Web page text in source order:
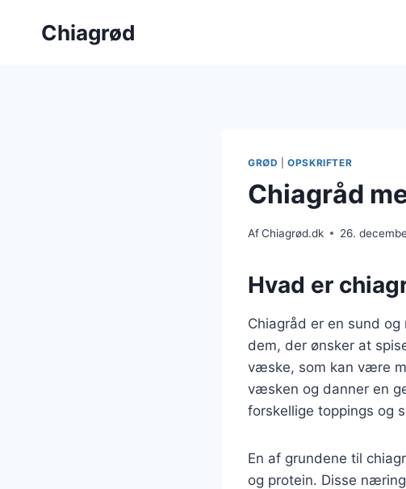
Chiagrød
GRØD |OPSKRIFTER
Chiagråd
AfChiagrød.dk 26.
Hvad er
Chiagråd er en sund
dem, der ønsker at
væske, som kan være
væsken og danner en
forskellige toppings og
En af grundene til
og protein. Disse